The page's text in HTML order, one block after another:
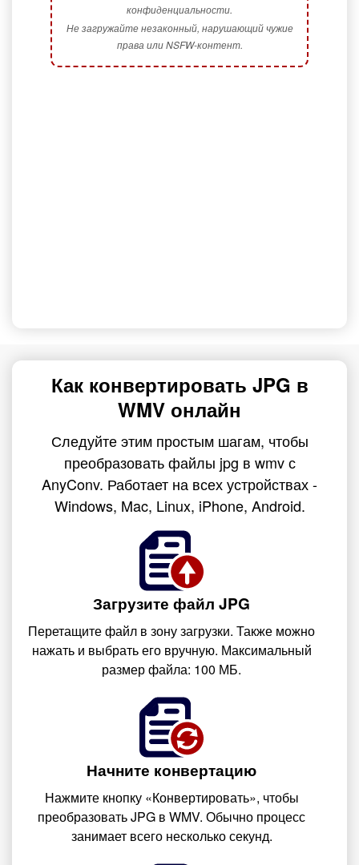
конфиденциальности.
Не загружайте незаконный, нарушающий чужие
права или NSFW-контент.
Как конвертировать JPG в
WMV онлайн
Следуйте этим простым шагам, чтобы
преобразовать файлы jpg в wmv с
AnyConv. Работает на всех устройствах -
Windows, Mac, Linux, iPhone, Android.
Загрузите файл JPG
Перетащите файл в зону загрузки. Также можно
нажать и выбрать его вручную. Максимальный
размер файла: 100 МБ.
Начните конвертацию
Нажмите кнопку «Конвертировать», чтобы
преобразовать JPG в WMV. Обычно процесс
занимает всего несколько секунд.